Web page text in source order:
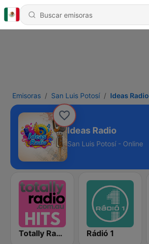
Emisoras San Luis Potosí Ideas Radio
Ideas Radio
San Luis Potosí - Online
Totally Radio Hits Rádió 1